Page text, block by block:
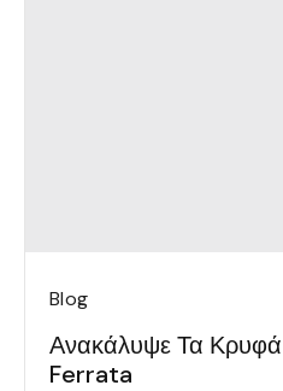
Blog
Ανακάλυψε Τα
Ferrata